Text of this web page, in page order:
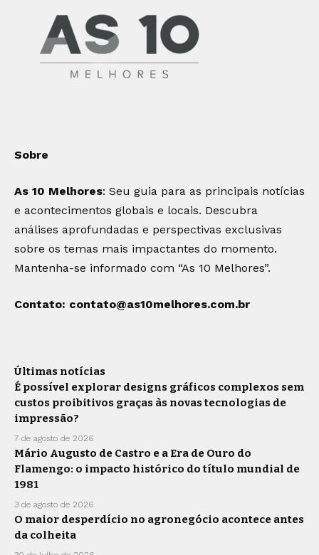
Sobre
As 10 Melhores: Seu guia para as principais notícias
e acontecimentos globais e locais. Descubra
análises aprofundadas e perspectivas exclusivas
sobre os temas mais impactantes do momento.
Mantenha-se informado com “As 10 Melhores”.
Contato: contato@as10melhores.com.br
Últimas notícias
É possível explorar designs gráficos complexos sem
custos proibitivos graças às novas tecnologias de
impressão?
7 de agosto de 2026
Mário Augusto de Castro e a Era de Ouro do
Flamengo: o impacto histórico do título mundial de
1981
3 de agosto de 2026
O maior desperdício no agronegócio acontece antes
da colheita